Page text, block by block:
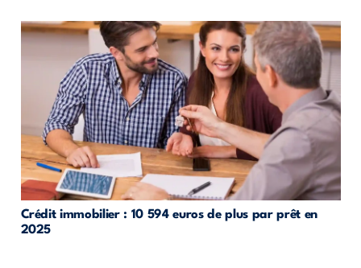
Crédit immobilier : 10 594 euros de plus par prêt en
2025